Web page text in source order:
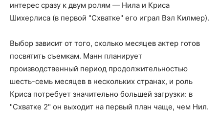
интерес сразу к двум ролям — Нила и Криса
Шихерлиса (в первой "Схватке" его играл Вэл Килмер).
Выбор зависит от того, сколько месяцев актер готов
посвятить съемкам. Манн планирует
производственный период продолжительностью
шесть-семь месяцев в нескольких странах, и роль
Криса потребует значительно большей загрузки: в
"Схватке 2" он выходит на первый план чаще, чем Нил.